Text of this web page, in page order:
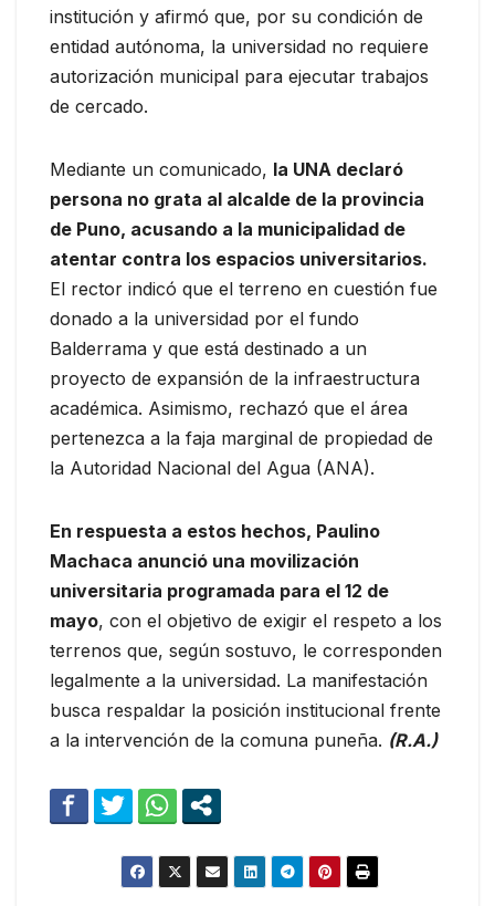
institución y afirmó que, por su condición de
entidad autónoma, la universidad no requiere
autorización municipal para ejecutar trabajos
de cercado.
Mediante un comunicado, la UNA declaró
persona no grata al alcalde de la provincia
de Puno, acusando a la municipalidad de
atentar contra los espacios universitarios.
El rector indicó que el terreno en cuestión fue
donado a la universidad por el fundo
Balderrama y que está destinado a un
proyecto de expansión de la infraestructura
académica. Asimismo, rechazó que el área
pertenezca a la faja marginal de propiedad de
la Autoridad Nacional del Agua (ANA).
En respuesta a estos hechos, Paulino
Machaca anunció una movilización
universitaria programada para el 12 de
mayo, con el objetivo de exigir el respeto a los
terrenos que, según sostuvo, le corresponden
legalmente a la universidad. La manifestación
busca respaldar la posición institucional frente
a la intervención de la comuna puneña. (R.A.)